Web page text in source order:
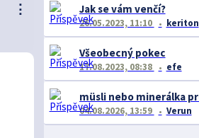
⋮ Jak se vám venčí?
26.05.2023, 11:10 keriton
Všeobecný pokec
17.08.2023, 08:38 efe
04.08.2026, 13:59 Verun